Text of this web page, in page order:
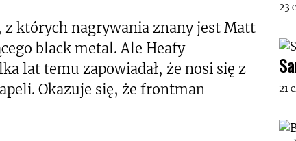
których nagrywania znany jest Matt
black metal. Ale Heafy
lat temu zapowiadał, że nosi się z
Okazuje się, że frontman
23
21